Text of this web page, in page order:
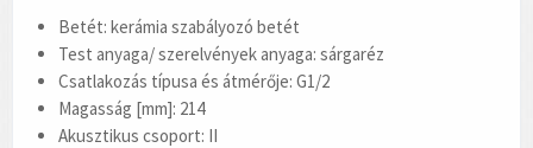
Betét: kerámia szabályozó betét
Test anyaga/ szerelvények anyaga: sárgaréz
Csatlakozás típusa és átmérője: G1/2
Magasság [mm]: 214
Akusztikus csoport: II